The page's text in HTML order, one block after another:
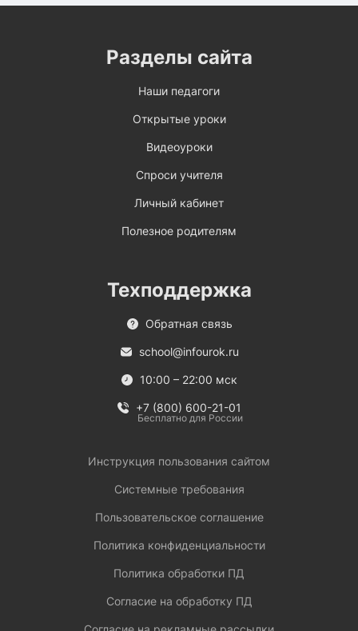
Разделы сайта
Наши педагоги
Открытые уроки
Видеоуроки
Спроси учителя
Личный кабинет
Полезное родителям
Техподдержка
Обратная связь
school@infourok.ru
10:00 – 22:00 мск
+7 (800) 600-21-01
Бесплатно для России
Инструкция пользования сайтом
Системные требования
Пользовательское соглашение
Политика конфиденциальности
Политика обработки ПД
Согласие на обработку ПД